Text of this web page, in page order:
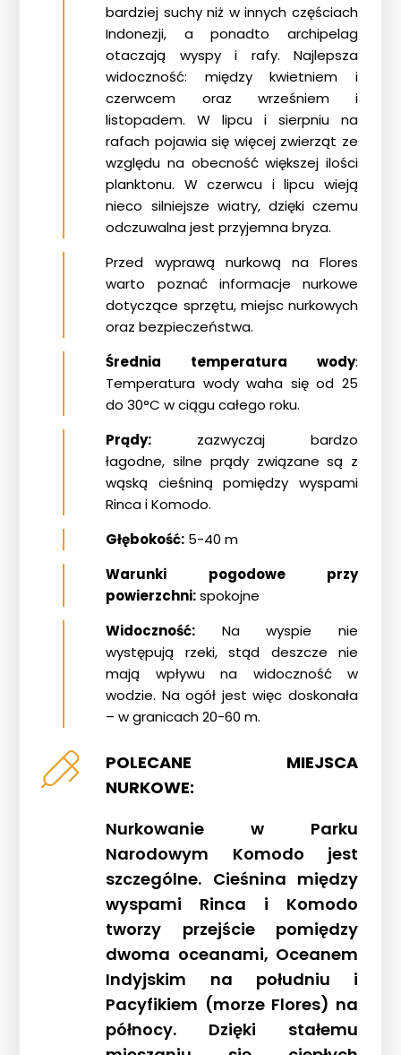
bardziej suchy niż w innych częściach
Indonezji, a ponadto archipelag
otaczają wyspy i rafy. Najlepsza
widoczność: między kwietniem i
czerwcem oraz wrześniem i
listopadem. W lipcu i sierpniu na
rafach pojawia się więcej zwierząt ze
względu na obecność większej ilości
planktonu. W czerwcu i lipcu wieją
nieco silniejsze wiatry, dzięki czemu
odczuwalna jest przyjemna bryza.
Przed wyprawą nurkową na Flores
warto poznać informacje nurkowe
dotyczące sprzętu, miejsc nurkowych
oraz bezpieczeństwa.
Średnia temperatura wody:
Temperatura wody waha się od 25
do 30°C w ciągu całego roku.
Prądy: zazwyczaj bardzo
łagodne, silne prądy związane są z
wąską cieśniną pomiędzy wyspami
Rinca i Komodo.
Głębokość: 5-40 m
Warunki pogodowe przy
powierzchni:spokojne
Widoczność: Na wyspie nie
występują rzeki, stąd deszcze nie
mają wpływu na widoczność w
wodzie. Na ogół jest więc doskonała
– w granicach 20-60 m.
POLECANE MIEJSCA
NURKOWE:
Nurkowanie w Parku
Narodowym Komodo jest
szczególne. Cieśnina między
wyspami Rinca i Komodo
tworzy przejście pomiędzy
dwoma oceanami, Oceanem
Indyjskim na południu i
Pacyfikiem (morze Flores) na
północy. Dzięki stałemu